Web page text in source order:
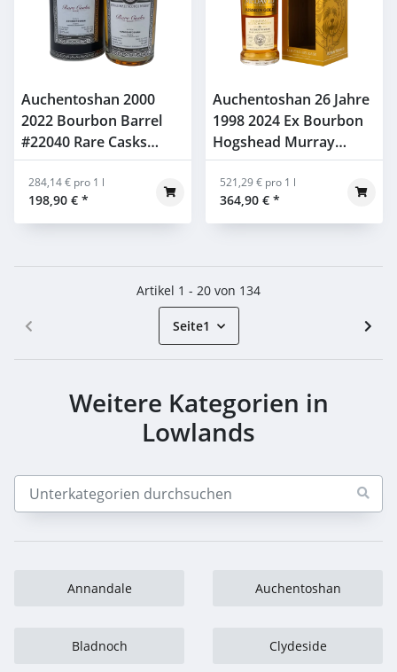
Auchentoshan 2000
2022 Bourbon Barrel
#22040 Rare Casks
Range MoS 52,9% 0,7l
198,90 € *
284,14 € pro 1 l
Auchentoshan 26 Jahre
1998 2024 Ex Bourbon
Hogshead Murray
McDavid 50,5% 0,7l
364,90 € *
521,29 € pro 1 l
Artikel 1 - 20 von 134
Seite1
Weitere Kategorien in
Lowlands
Annandale Auchentoshan
Bladnoch Clydeside